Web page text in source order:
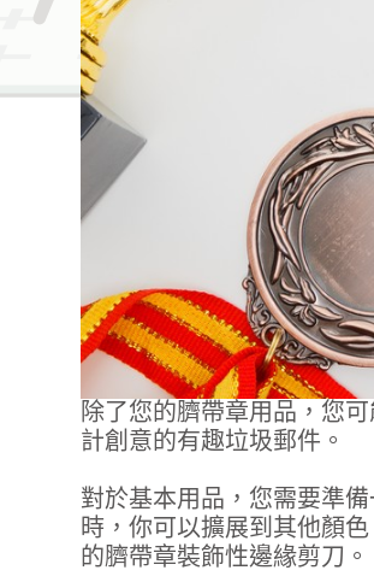
除了您的臍帶章用品，您
計創意的有趣垃圾郵件。
對於基本用品，您需要準
時，你可以擴展到其他顏
的臍帶章裝飾性邊緣剪刀。